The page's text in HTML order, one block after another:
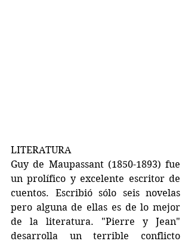
LITERATURA
Guy de Maupassant (1850-1893) fue
un prolífico y excelente escritor de
cuentos. Escribió sólo seis novelas
pero alguna de ellas es de lo mejor
de la literatura. "Pierre y Jean"
desarrolla un terrible conflicto